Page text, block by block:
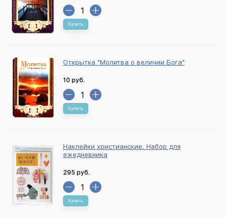
Купить
Открытка "Молитва о величии Бога"
10 руб.
Купить
Наклейки христианские. Набор для
ежедневника
295 руб.
Купить